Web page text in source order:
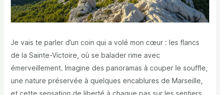
Je vais te parler d’un coin qui a volé mon cœur : les flancs
de la Sainte-Victoire, où se balader rime avec
émerveillement. Imagine des panoramas à couper le souffle,
une nature préservée à quelques encablures de Marseille,